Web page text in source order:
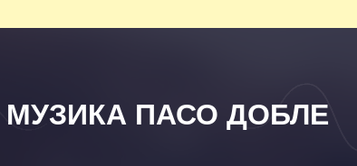
МУЗИКА ПАСО ДОБЛЕ